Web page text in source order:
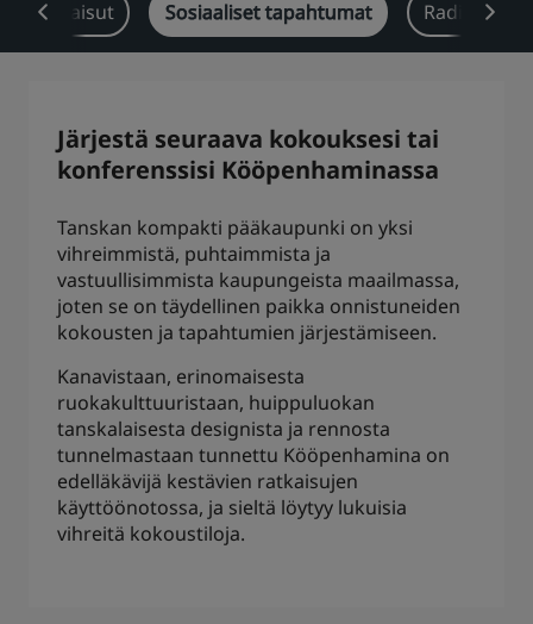
Park Plaza Park Inn by Radisson
Prize by Radisson Country Inn & Suites
Brändit Kiinassa
Jin Jiang
Kunlun Golden Tulip
Käy blogissamme
Sosiaaliset tapahtumat Radisson
Järjestä seuraava kokouksesi tai
konferenssisi Kööpenhaminassa
Tanskan kompakti pääkaupunki on yksi
vihreimmistä, puhtaimmista ja
vastuullisimmista kaupungeista maailmassa,
joten se on täydellinen paikka onnistuneiden
kokousten ja tapahtumien järjestämiseen.
Kanavistaan, erinomaisesta
ruokakulttuuristaan, huippuluokan
tanskalaisesta designista ja rennosta
tunnelmastaan tunnettu Kööpenhamina on
edelläkävijä kestävien ratkaisujen
käyttöönotossa, ja sieltä löytyy lukuisia
vihreitä kokoustiloja.